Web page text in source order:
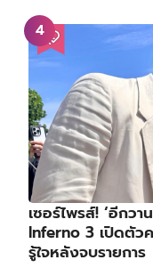
เซอร์ไพรส์! ‘อีกว
Inferno 3 เปิดตั
รู้ใจหลังจบรายการ